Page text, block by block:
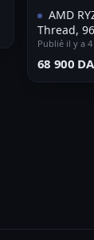
AMD
Thread,
Publié il y a
⁦68 900 DA⁩